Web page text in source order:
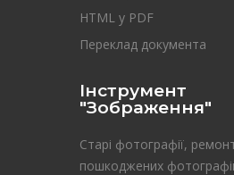
HTML у PDF
Переклад документа
Інструмент
"Зображення"
Старі фотографії,
пошкоджених